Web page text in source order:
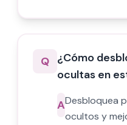
Q ¿Cómo
ocultas en
ADesbloquea
ocultos y